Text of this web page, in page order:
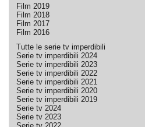
Film 2019
Film 2018
Film 2017
Film 2016
Tutte le serie tv imperdibili
Serie tv imperdibili 2024
Serie tv imperdibili 2023
Serie tv imperdibili 2022
Serie tv imperdibili 2021
Serie tv imperdibili 2020
Serie tv imperdibili 2019
Serie tv 2024
Serie tv 2023